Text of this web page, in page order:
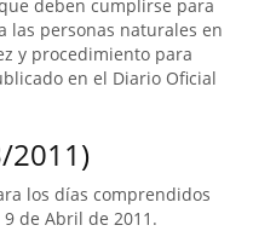
deben cumplirse para
las personas naturales en
y procedimiento para
en el Diario Oficial
2011)
los días comprendidos
de Abril de 2011.